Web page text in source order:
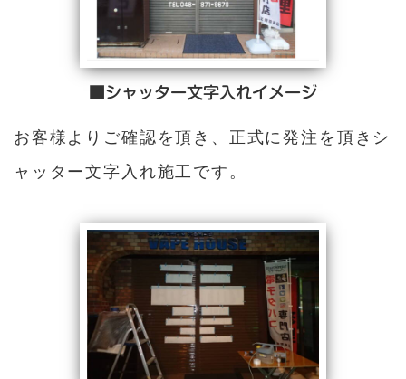
■シャッター文字入れイメージ
お客様よりご確認を頂き、正式に発注を頂きシ
ャッター文字入れ施工です。